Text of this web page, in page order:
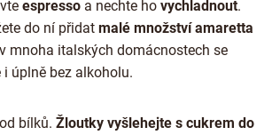
espresso a nechte ho vychladnout.
do ní přidat malé množství amaretta
mnoha italských domácnostech se
úplně bez alkoholu.
bílků. Žloutky vyšlehejte s cukrem do